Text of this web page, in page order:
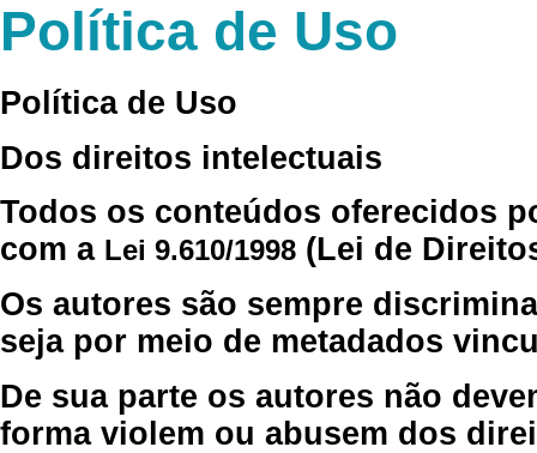
Política de Uso
Política de Uso
Dos direitos intelectuais
Todos os conteúdos oferecidos
com a Lei 9.610/1998 (Lei de
Os autores são sempre
seja por meio de metadados
De sua parte os autores não
forma violem ou abusem dos